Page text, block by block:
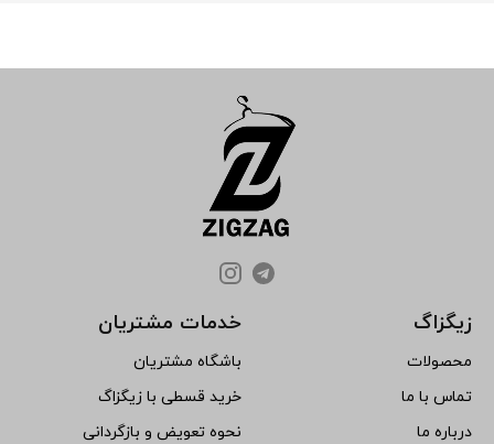
زیگزاگ
محصولات
تماس با ما
درباره ما
خدمات مشتریان
باشگاه مشتریان
خرید قسطی با زیگزاگ
نحوه تعویض و بازگردانی